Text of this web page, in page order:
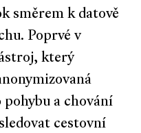
směrem k datově
Poprvé v
který
a chování
cestovní